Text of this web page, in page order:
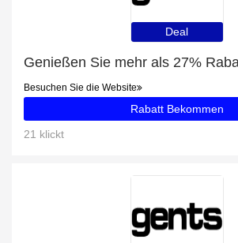
Deal
Besuchen Sie die Website
Rabatt Bekommen
21 klickt